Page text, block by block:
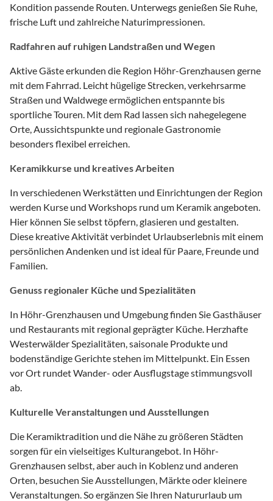
Kondition passende Routen. Unterwegs genießen Sie Ruhe,
frische Luft und zahlreiche Naturimpressionen.
Radfahren auf ruhigen Landstraßen und Wegen
Aktive Gäste erkunden die Region Höhr-Grenzhausen gerne
mit dem Fahrrad. Leicht hügelige Strecken, verkehrsarme
Straßen und Waldwege ermöglichen entspannte bis
sportliche Touren. Mit dem Rad lassen sich nahegelegene
Orte, Aussichtspunkte und regionale Gastronomie
besonders flexibel erreichen.
Keramikkurse und kreatives Arbeiten
In verschiedenen Werkstätten und Einrichtungen der Region
werden Kurse und Workshops rund um Keramik angeboten.
Hier können Sie selbst töpfern, glasieren und gestalten.
Diese kreative Aktivität verbindet Urlaubserlebnis mit einem
persönlichen Andenken und ist ideal für Paare, Freunde und
Familien.
Genuss regionaler Küche und Spezialitäten
In Höhr-Grenzhausen und Umgebung finden Sie Gasthäuser
und Restaurants mit regional geprägter Küche. Herzhafte
Westerwälder Spezialitäten, saisonale Produkte und
bodenständige Gerichte stehen im Mittelpunkt. Ein Essen
vor Ort rundet Wander- oder Ausflugstage stimmungsvoll
ab.
Kulturelle Veranstaltungen und Ausstellungen
Die Keramiktradition und die Nähe zu größeren Städten
sorgen für ein vielseitiges Kulturangebot. In Höhr-
Grenzhausen selbst, aber auch in Koblenz und anderen
Orten, besuchen Sie Ausstellungen, Märkte oder kleinere
Veranstaltungen. So ergänzen Sie Ihren Natururlaub um